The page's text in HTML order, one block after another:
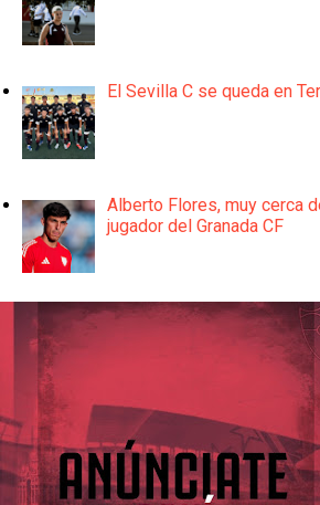
El Sevilla C se queda en
Alberto Flores, muy cerca
jugador del Granada CF